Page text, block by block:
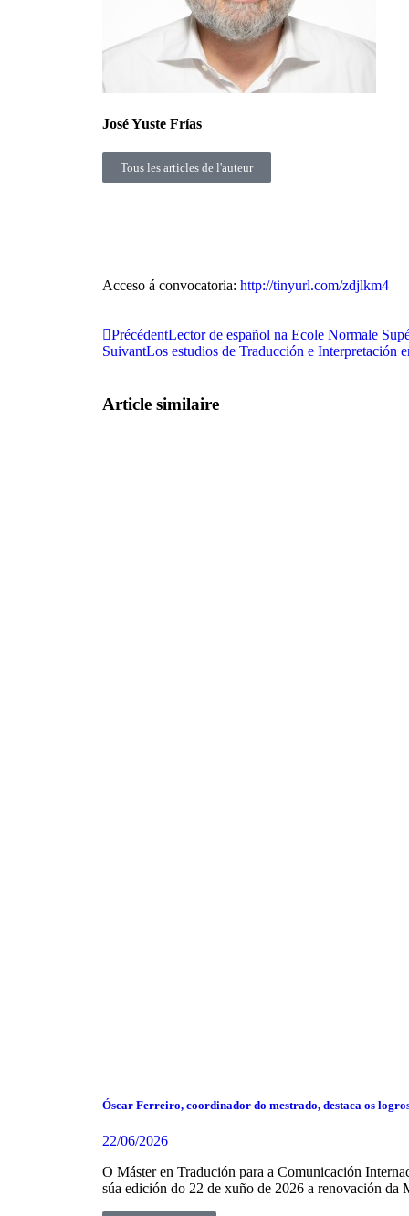
José Yuste Frías
Tous les articles de l'auteur
Acceso á convocatoria: http://tinyurl.com/zdjlkm4
PrécédentLector de español na Ecole Normale
SuivantLos estudios de Traducción e Interpretación
Article similaire
Óscar Ferreiro, coordinador do mestrado, destaca os
22/06/2026
O Máster en Tradución para a Comunicación
súa edición do 22 de xuño de 2026 a renovación